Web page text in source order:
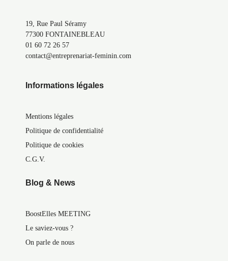
19, Rue Paul Séramy
77300 FONTAINEBLEAU
01 60 72 26 57
contact@entreprenariat-feminin.com
Informations légales
Mentions légales
Politique de confidentialité
Politique de cookies
C.G.V.
Blog & News
BoostElles MEETING
Le saviez-vous ?
On parle de nous